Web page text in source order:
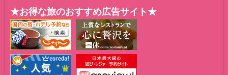
★お得な旅のおすすめ広告サイト★